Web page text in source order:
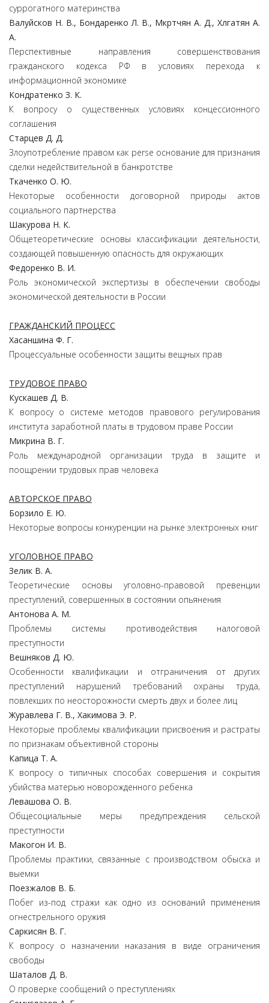
суррогатного материнства
Валуйсков Н. В., Бондаренко Л. В., Мкртчян А. Д., Хлгатян А.
А.
Перспективные направления совершенствования
гражданского кодекса РФ в условиях перехода к
информационной экономике
Кондратенко З. К.
К вопросу о существенных условиях концессионного
соглашения
Старцев Д. Д.
Злоупотребление правом как perse основание для признания
сделки недействительной в банкротстве
Ткаченко О. Ю.
Некоторые особенности договорной природы актов
социального партнерства
Шакурова Н. К.
Общетеоретические основы классификации деятельности,
создающей повышенную опасность для окружающих
Федоренко В. И.
Роль экономической экспертизы в обеспечении свободы
экономической деятельности в России
ГРАЖДАНСКИЙ ПРОЦЕСС
Хасаншина Ф. Г.
Процессуальные особенности защиты вещных прав
ТРУДОВОЕ ПРАВО
Кускашев Д. В.
К вопросу о системе методов правового регулирования
института заработной платы в трудовом праве России
Микрина В. Г.
Роль международной организации труда в защите и
поощрении трудовых прав человека
АВТОРСКОЕ ПРАВО
Борзило Е. Ю.
Некоторые вопросы конкуренции на рынке электронных книг
УГОЛОВНОЕ ПРАВО
Зелик В. А.
Теоретические основы уголовно-правовой превенции
преступлений, совершенных в состоянии опьянения
Антонова А. М.
Проблемы системы противодействия налоговой
преступности
Вешняков Д. Ю.
Особенности квалификации и отграничения от других
преступлений нарушений требований охраны труда,
повлекших по неосторожности смерть двух и более лиц
Журавлева Г. В., Хакимова Э. Р.
Некоторые проблемы квалификации присвоения и растраты
по признакам объективной стороны
Капица Т. А.
К вопросу о типичных способах совершения и сокрытия
убийства матерью новорожденного ребенка
Левашова О. В.
Общесоциальные меры предупреждения сельской
преступности
Макогон И. В.
Проблемы практики, связанные с производством обыска и
выемки
Поезжалов В. Б.
Побег из-под стражи как одно из оснований применения
огнестрельного оружия
Саркисян В. Г.
К вопросу о назначении наказания в виде ограничения
свободы
Шаталов Д. В.
О проверке сообщений о преступлениях